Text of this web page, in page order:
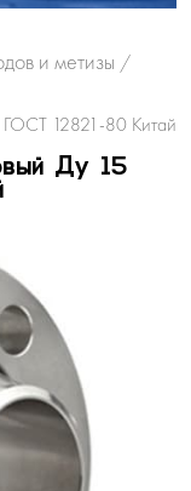
и метизы /
ГОСТ 12821-80 Китай
Ду 15